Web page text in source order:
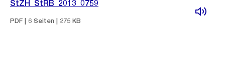
StZH_StRB_2013_0759
PDF | 6 Seiten | 275 KB